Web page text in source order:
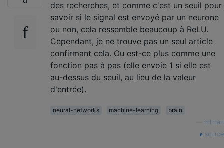
des recherches, et comme c'est un seuil pour
savoir si le signal est envoyé par un neurone
ou non, cela ressemble beaucoup à ReLU.
Cependant, je ne trouve pas un seul article
confirmant cela. Ou est-ce plus comme une
fonction pas à pas (elle envoie 1 si elle est
au-dessus du seuil, au lieu de la valeur
d'entrée).
neural-networks machine-learning
brain
mlman
source